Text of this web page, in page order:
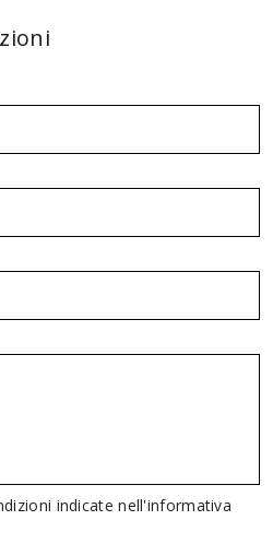
indicate nell'informativa